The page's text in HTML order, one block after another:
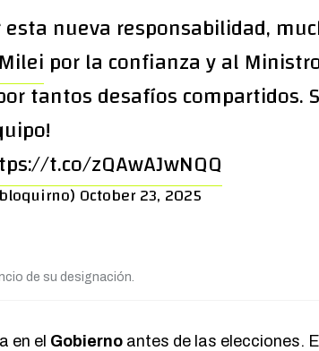
nueva responsabilidad,
por la confianza y al
tantos desafíos compartidos.
t.co/zQAwAJwNQQ
October 23, 2025
de su designación.
en el Gobierno antes de las elecciones.